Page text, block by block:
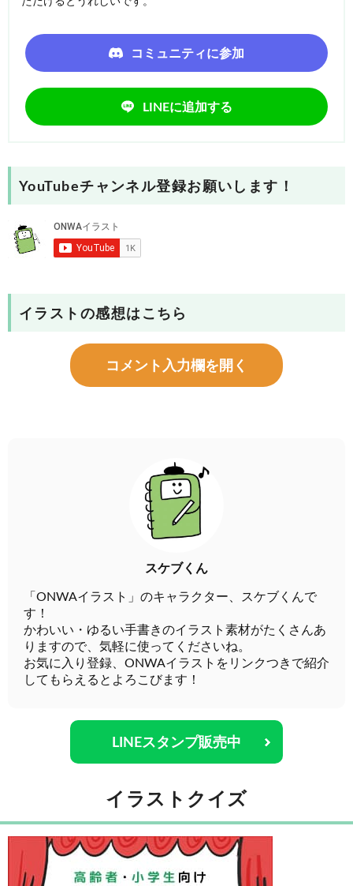
コミュニティに参加
LINEに追加する
YouTubeチャンネル登録お願いします！
イラストの感想はこちら
コメント入力欄を開く
スケブくん
「ONWAイラスト」のキャラクター、スケブくんで
す！
かわいい・ゆるい手書きのイラスト素材がたくさんあ
りますので、気軽に使ってくださいね。
お気に入り登録、ONWAイラストをリンクつきで紹介
してもらえるとよろこびます！
LINEスタンプ販売中
イラストクイズ